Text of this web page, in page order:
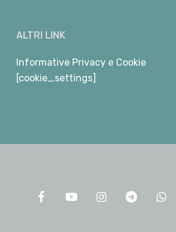
ALTRI LINK
Informative Privacy e Cookie
[cookie_settings]
facebookyoutubeinstagramtelegram